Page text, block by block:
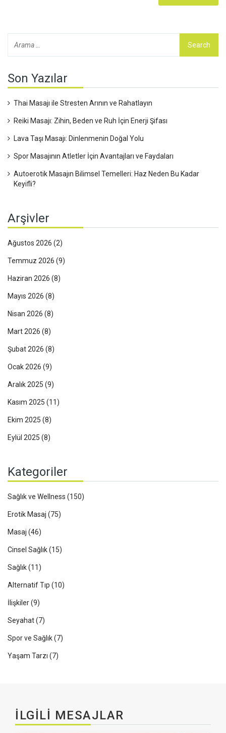
Son Yazılar
Thai Masajı ile Stresten Arının ve Rahatlayın
Reiki Masajı: Zihin, Beden ve Ruh İçin Enerji Şifası
Lava Taşı Masajı: Dinlenmenin Doğal Yolu
Spor Masajının Atletler İçin Avantajları ve Faydaları
Autoerotik Masajın Bilimsel Temelleri: Haz Neden Bu Kadar
Keyifli?
Arşivler
Ağustos 2026 (2)
Temmuz 2026 (9)
Haziran 2026 (8)
Mayıs 2026 (8)
Nisan 2026 (8)
Mart 2026 (8)
Şubat 2026 (8)
Ocak 2026 (9)
Aralık 2025 (9)
Kasım 2025 (11)
Ekim 2025 (8)
Eylül 2025 (8)
Kategoriler
Sağlık ve Wellness (150)
Erotik Masaj (75)
Masaj (46)
Cinsel Sağlık(15)
Sağlık(11)
Alternatif Tıp (10)
İlişkiler(9)
Seyahat(7)
Spor ve Sağlık(7)
Yaşam Tarzı (7)
İLGILI MESAJLAR